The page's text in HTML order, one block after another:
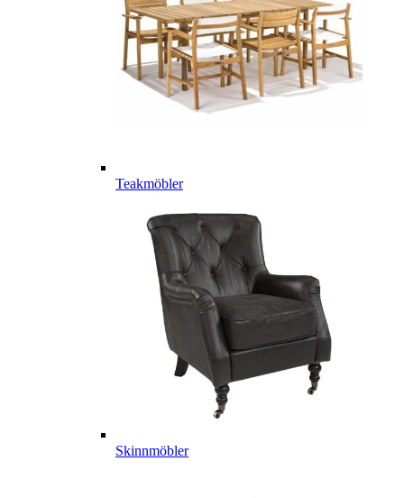
Teakmöbler
Skinnmöbler